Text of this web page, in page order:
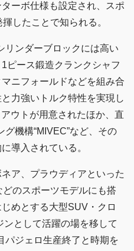
ーボ仕様も設定され、スポ
したことで知られる。
リンダーブロックには高い
ピース鍛造クランクシャフ
ニフォールドなどを組み合
力強いトルク特性を実現し
ウトが用意されたほか、直
グ機構“MIVEC”など、その
導入されている。
ア、プラウディアといった
のスポーツモデルにも搭
めとする大型SUV・クロ
として活躍の場を移して
パジェロ生産終了と時期を